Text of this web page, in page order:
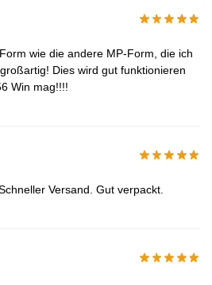
wie die andere MP-Form, die ich
Dies wird gut funktionieren
Win mag!!!!
Versand. Gut verpackt.